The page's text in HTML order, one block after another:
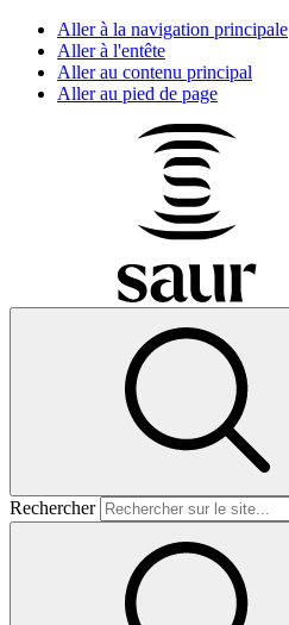
Aller à la navigation principale
Aller à l'entête
Aller au contenu principal
Aller au pied de page
Rechercher